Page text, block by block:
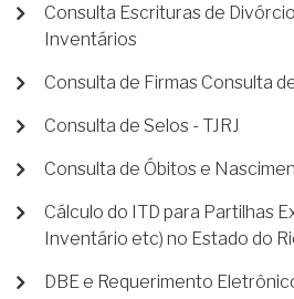
Consulta Escrituras de
Inventários
Consulta de Firmas Consulta
Consulta de Selos - TJRJ
Consulta de Óbitos e
Cálculo do ITD para Partilhas
Inventário etc) no Estado do
DBE e Requerimento